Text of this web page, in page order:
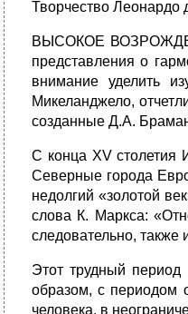
Творчество
ВЫСОКОЕ
представления о
внимание уделить
Микеланджело,
созданные Д.А.
С конца XV столетия
Северные города
недолгий «золотой
слова К. Маркса:
следовательно, также
Этот трудный
образом, с периодом
человека, в